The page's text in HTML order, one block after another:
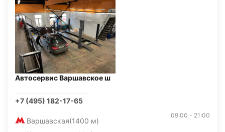
Автосервис Варшавское ш
+7 (495) 182-17-65
Варшавская(1400 м)
09:00 - 21:00